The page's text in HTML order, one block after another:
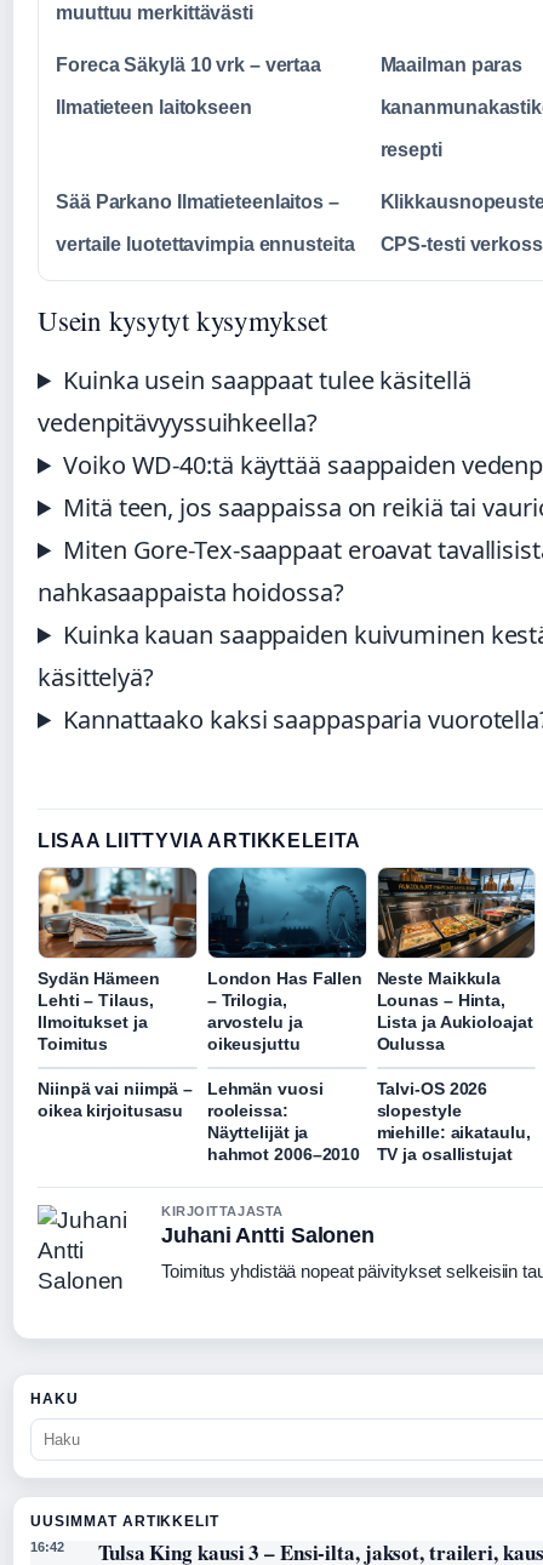
muuttuu merkittävästi
Foreca Säkylä 10 vrk – vertaa
Ilmatieteen laitokseen
Maailman paras
resepti
Sää Parkano Ilmatieteenlaitos –
vertaile luotettavimpia ennusteita CPS-testi
Usein kysytyt kysymykset
Kuinka usein saappaat tulee käsitellä
vedenpitävyyssuihkeella?
Voiko WD-40:tä käyttää saappaiden
Mitä teen, jos saappaissa on reikiä tai
Miten Gore-Tex-saappaat eroavat
nahkasaappaista hoidossa?
Kuinka kauan saappaiden kuivuminen
käsittelyä?
Kannattaako kaksi saappasparia
LISAA LIITTYVIA ARTIKKELEITA
Sydän Hämeen
Lehti – Tilaus,
Ilmoitukset ja
Toimitus
London Has Fallen
– Trilogia,
arvostelu ja
oikeusjuttu
Neste Maikkula
Lounas – Hinta,
Lista ja Aukioloajat
Oulussa
Niinpä vai niimpä –
oikea kirjoitusasu
Lehmän vuosi
rooleissa:
Näyttelijät ja
hahmot 2006–2010
Talvi-OS 2026
slopestyle
miehille: aikataulu,
TV ja osallistujat
KIRJOITTAJASTA
Juhani Antti Salonen
Toimitus yhdistää nopeat päivitykset selkeisiin
HAKU
UUSIMMAT ARTIKKELIT
16:42 Tulsa King kausi 3 – Ensi-ilta, jaksot, traileri,